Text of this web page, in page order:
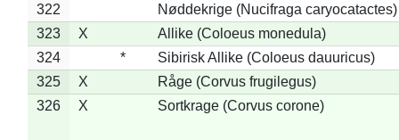
322
Nøddekrige (Nucifraga caryocatactes)
323
X
Allike (Coloeus monedula)
324
*
Sibirisk Allike (Coloeus dauuricus)
325
X
Råge (Corvus frugilegus)
326
X Sortkrage (Corvus corone)